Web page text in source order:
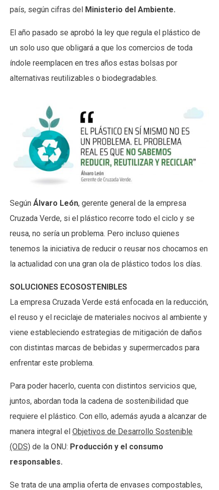
país, según cifras del Ministerio del Ambiente.
El año pasado se aprobó la ley que regula el plástico de
un solo uso que obligará a que los comercios de toda
índole reemplacen en tres años estas bolsas por
alternativas reutilizables o biodegradables.
Según Álvaro León, gerente general de la empresa
Cruzada Verde, si el plástico recorre todo el ciclo y se
reusa, no sería un problema. Pero incluso quienes
tenemos la iniciativa de reducir o reusar nos chocamos en
la actualidad con una gran ola de plástico todos los días.
SOLUCIONES ECOSOSTENIBLES
La empresa Cruzada Verde está enfocada en la reducción,
el reuso y el reciclaje de materiales nocivos al ambiente y
viene estableciendo estrategias de mitigación de daños
con distintas marcas de bebidas y supermercados para
enfrentar este problema.
Para poder hacerlo, cuenta con distintos servicios que,
juntos, abordan toda la cadena de sostenibilidad que
requiere el plástico. Con ello, además ayuda a alcanzar de
manera integral el Objetivos de Desarrollo Sostenible
(ODS) de la ONU: Producción y el consumo
responsables.
Se trata de una amplia oferta de envases compostables,